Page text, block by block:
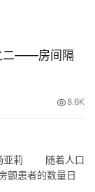
二——房间隔
8.6K
杨亚莉 随着人口
颤患者的数量日